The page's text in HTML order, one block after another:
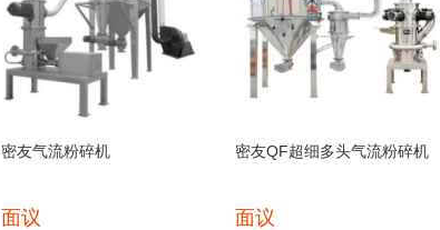
密友气流粉碎机
面议
密友QF超细多头气流粉碎机
面议